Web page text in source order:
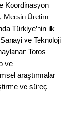
Koordinasyon
Mersin Üretim
Türkiye’nin ilk
ve Teknoloji
Toros
ve
araştırmalar
ve süreç